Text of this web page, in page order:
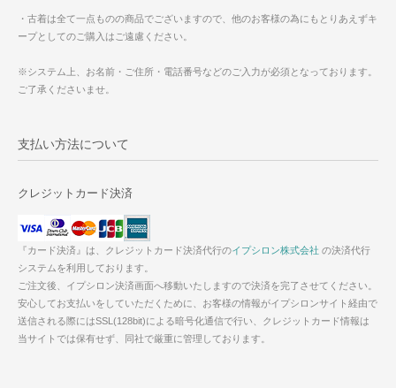
・古着は全て一点ものの商品でございますので、他のお客様の為にもとりあえずキ
ープとしてのご購入はご遠慮ください。
※システム上、お名前・ご住所・電話番号などのご入力が必須となっております。
ご了承くださいませ。
支払い方法について
クレジットカード決済
『カード決済』は、クレジットカード決済代行のイプシロン株式会社 の決済代行
システムを利用しております。
ご注文後、イプシロン決済画面へ移動いたしますので決済を完了させてください。
安心してお支払いをしていただくために、お客様の情報がイプシロンサイト経由で
送信される際にはSSL(128bit)による暗号化通信で行い、クレジットカード情報は
当サイトでは保有せず、同社で厳重に管理しております。